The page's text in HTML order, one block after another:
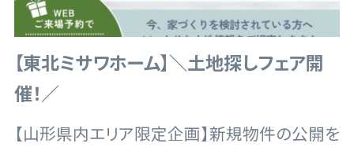
【東北ミサワホーム】＼土地探しフェア開
催！／
【山形県内エリア限定企画】新規物件の公開を